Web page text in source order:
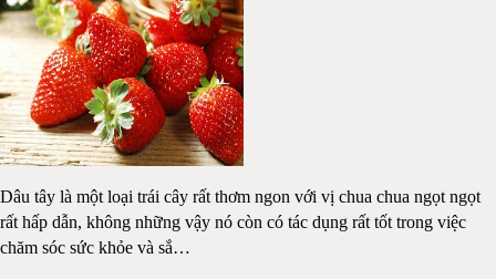
Dâu tây là một loại trái cây rất thơm ngon với vị chua chua ngọt ngọt
rất hấp dẫn, không những vậy nó còn có tác dụng rất tốt trong việc
chăm sóc sức khỏe và sắ…